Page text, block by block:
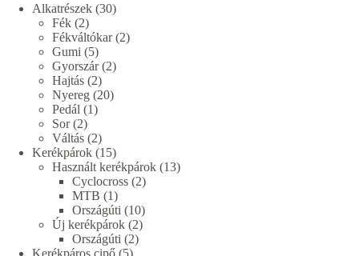
Alkatrészek 3030
Fék 22
termék
Fékváltókar 22
Gumi 55
termék
Gyorszár 22
Hajtás 22
termék
Nyereg 2020
Pedál 11
Sor 22
termék
Váltás 22
termék
Kerékpárok 1515
termék
Használt kerékpárok 1313
Cyclocross 22
MTB 11
termék
Országúti 1010
termék
Új kerékpárok 22
termék
Országúti 22
5